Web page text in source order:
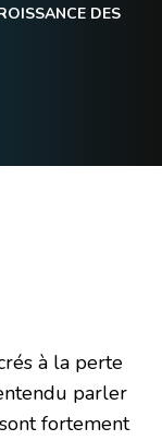
DES
à la perte
parler
fortement